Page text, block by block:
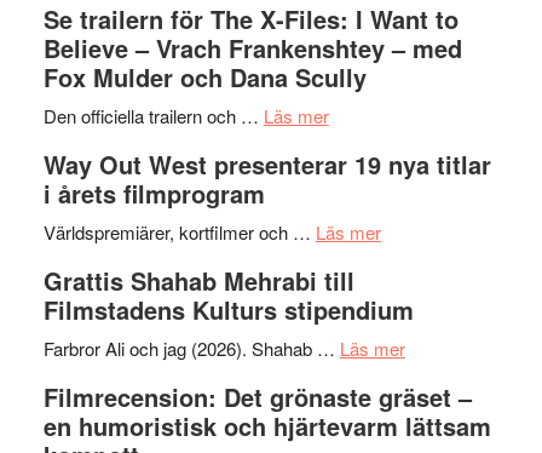
Park
–
kväll
II
Se trailern för The X-Files: I Want to
Believe – Vrach Frankenshtey – med
Fox Mulder och Dana Scully
Den officiella trailern och … Läs merom
trailern
The
Files:
I
Want
Believe
–
Way Out West presenterar 19 nya titlar
i årets filmprogram
Världspremiärer, kortfilmer och … Läs merom
West
presenterar
nya
titlar
Grattis Shahab Mehrabi till
Filmstadens Kulturs stipendium
Farbror Ali och jag (2026). Shahab … Läs merom
Shahab
Mehrabi
Filmrecension: Det grönaste gräset –
en humoristisk och hjärtevarm lättsam